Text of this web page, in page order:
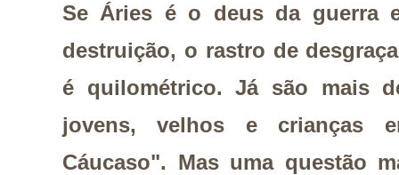
Se Áries é o deus da guerra
destruição, o rastro de
é quilométrico. Já são mais
jovens, velhos e crianças
Cáucaso". Mas uma questão